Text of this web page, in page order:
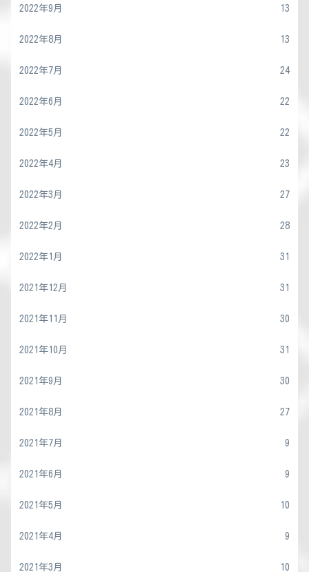
2022年9月 13
2022年8月 13
2022年7月 24
2022年6月 22
2022年5月 22
2022年4月 23
2022年3月 27
2022年2月 28
2022年1月 31
2021年12月 31
2021年11月 30
2021年10月 31
2021年9月 30
2021年8月 27
2021年7月 9
2021年6月 9
2021年5月 10
2021年4月 9
2021年3月 10